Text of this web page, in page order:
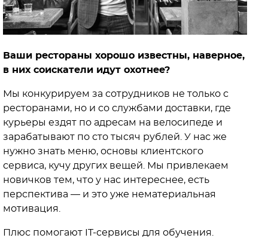
Ваши рестораны хорошо известны, наверное,
в них соискатели идут охотнее?
Мы конкурируем за сотрудников не только с
ресторанами, но и со службами доставки, где
курьеры ездят по адресам на велосипеде и
зарабатывают по сто тысяч рублей. У нас же
нужно знать меню, основы клиентского
сервиса, кучу других вещей. Мы привлекаем
новичков тем, что у нас интереснее, есть
перспектива — и это уже нематериальная
мотивация.
Плюс помогают IT-сервисы для обучения.